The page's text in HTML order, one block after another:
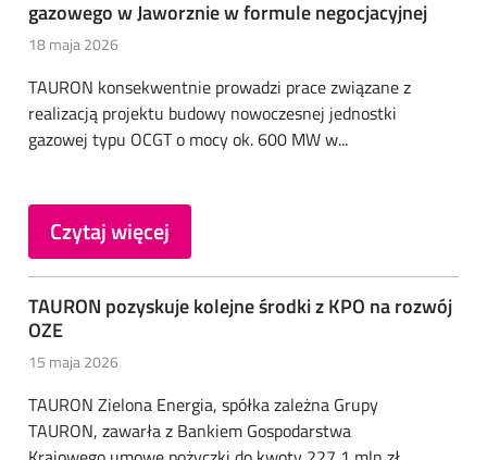
gazowego w Jaworznie w formule negocjacyjnej
18 maja 2026
TAURON konsekwentnie prowadzi prace związane z
realizacją projektu budowy nowoczesnej jednostki
gazowej typu OCGT o mocy ok. 600 MW w...
Czytaj więcej
TAURON pozyskuje kolejne środki z KPO na rozwój
OZE
15 maja 2026
TAURON Zielona Energia, spółka zależna Grupy
TAURON, zawarła z Bankiem Gospodarstwa